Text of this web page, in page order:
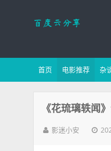
首页 电影推荐 杂
《花琉璃轶闻
影迷小安